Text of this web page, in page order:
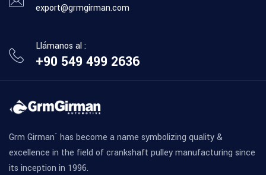
export@grmgirman.com
Llámanos al :
+90 549 499 2636
Grm Girman` has become a name symbolizing quality &
excellence in the field of crankshaft pulley manufacturing since
its inception in 1996.